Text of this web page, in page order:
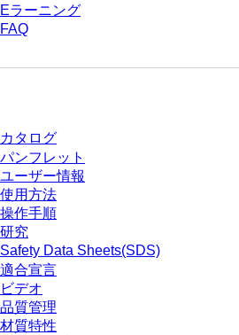
Eラーニング
FAQ
カタログ
パンフレット
ユーザー情報
使用方法
操作手順
研究
Safety Data Sheets(SDS)
適合宣言
ビデオ
品質管理
材質特性